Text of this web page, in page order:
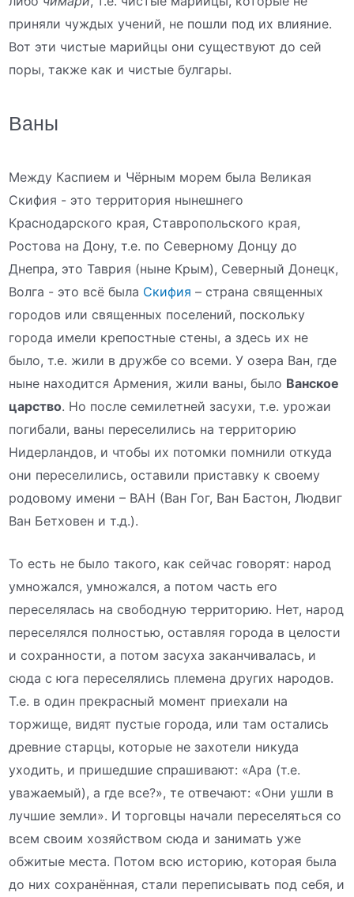
приняли чуждых учений, не пошли под их влияние.
Вот эти чистые марийцы они существуют до сей
поры, также как и чистые булгары.
Ваны
Между Каспием и Чёрным морем была Великая
Скифия - это территория нынешнего
Краснодарского края, Ставропольского края,
Ростова на Дону, т.е. по Северному Донцу до
Днепра, это Таврия (ныне Крым), Северный Донецк,
Волга - это всё была Скифия – страна священных
городов или священных поселений, поскольку
города имели крепостные стены, а здесь их не
было, т.е. жили в дружбе со всеми. У озера Ван, где
ныне находится Армения, жили ваны, было Ванское
царство. Но после семилетней засухи, т.е. урожаи
погибали, ваны переселились на территорию
Нидерландов, и чтобы их потомки помнили откуда
они переселились, оставили приставку к своему
родовому имени – ВАН (Ван Гог, Ван Бастон, Людвиг
Ван Бетховен и т.д.).
То есть не было такого, как сейчас говорят: народ
умножался, умножался, а потом часть его
переселялась на свободную территорию. Нет, народ
переселялся полностью, оставляя города в целости
и сохранности, а потом засуха заканчивалась, и
сюда с юга переселялись племена других народов.
Т.е. в один прекрасный момент приехали на
торжище, видят пустые города, или там остались
древние старцы, которые не захотели никуда
уходить, и пришедшие спрашивают: «Ара (т.е.
уважаемый), а где все?», те отвечают: «Они ушли в
лучшие земли». И торговцы начали переселяться со
всем своим хозяйством сюда и занимать уже
обжитые места. Потом всю историю, которая была
до них сохранённая, стали переписывать под себя, и